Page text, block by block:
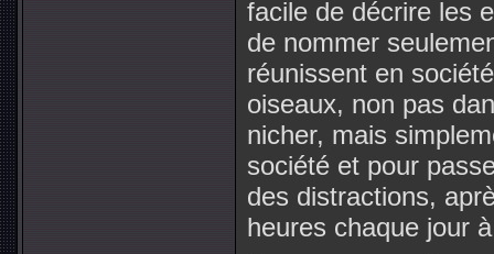
facile de décrire les
de nommer
réunissent en
oiseaux, non pas
nicher, mais
société et pour
des distractions,
heures chaque jour